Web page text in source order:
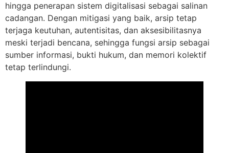
hingga penerapan sistem digitalisasi sebagai salinan
cadangan. Dengan mitigasi yang baik, arsip tetap
terjaga keutuhan, autentisitas, dan aksesibilitasnya
meski terjadi bencana, sehingga fungsi arsip sebagai
sumber informasi, bukti hukum, dan memori kolektif
tetap terlindungi.